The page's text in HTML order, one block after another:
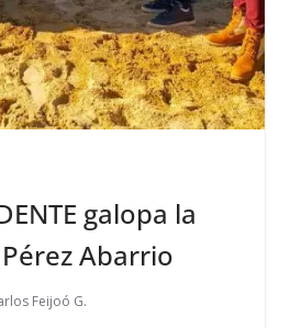
galopa la
Abarrio
Feijoó G.